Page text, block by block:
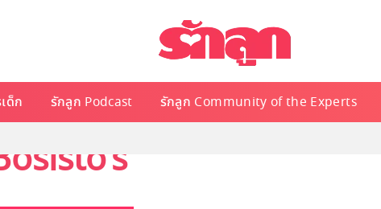
ด็ก รักลูก Podcast รักลูก Community of the Experts